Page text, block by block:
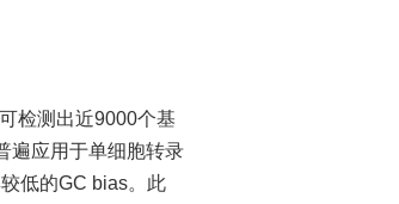
检测出近9000个基
遍应用于单细胞转录
低的GC bias。此